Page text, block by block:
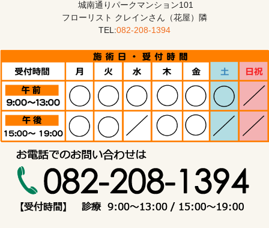
城南通りパークマンション101
フローリスト クレインさん（花屋）隣
TEL:082-208-1394